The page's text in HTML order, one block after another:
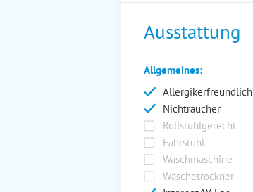
Ausstattung
Allgemeines:
Allergikerfreundlich
Nichtraucher
Rollstuhlgerecht
Fahrstuhl
Waschmaschine
Wäschetrockner